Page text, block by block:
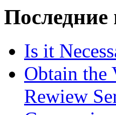
Is it
Obtain the
Rewiew